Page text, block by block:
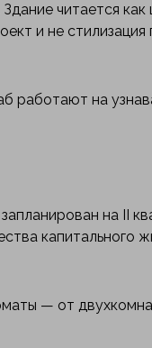
читается как
и не стилизация
работают на
на II
капитального
— от